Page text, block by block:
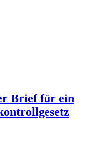
Brief für ein